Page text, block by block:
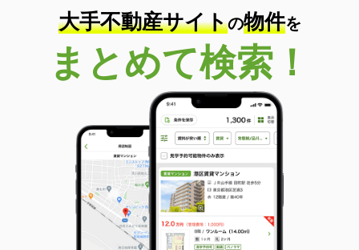
大手不動産サイトの物件を
まとめて検索！